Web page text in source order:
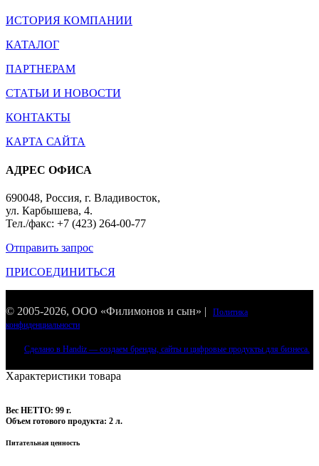
ИСТОРИЯ КОМПАНИИ
КАТАЛОГ
ПАРТНЕРАМ
СТАТЬИ И НОВОСТИ
КОНТАКТЫ
КАРТА САЙТА
АДРЕС ОФИСА
690048, Россия, г. Владивосток,
ул. Карбышева, 4.
Тел./факс: +7 (423) 264-00-77
Отправить запрос
ПРИСОЕДИНИТЬСЯ
© 2005-2026, ООО «Филимонов и сын» |
Политика
конфиденциальности
Сделано в Handiz — создаем бренды, сайты и цифровые продукты для бизнеса.
Характеристики товара
Вес НЕТТО: 99 г.
Объем готового продукта: 2 л.
Питательная ценность